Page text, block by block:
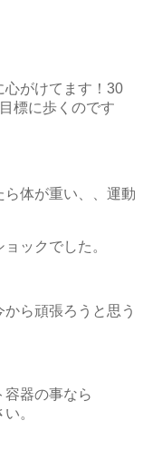
心がけてます！30
標に歩くのです
体が重い、、運動
ックでした。
ら頑張ろうと思う
器の事なら
。